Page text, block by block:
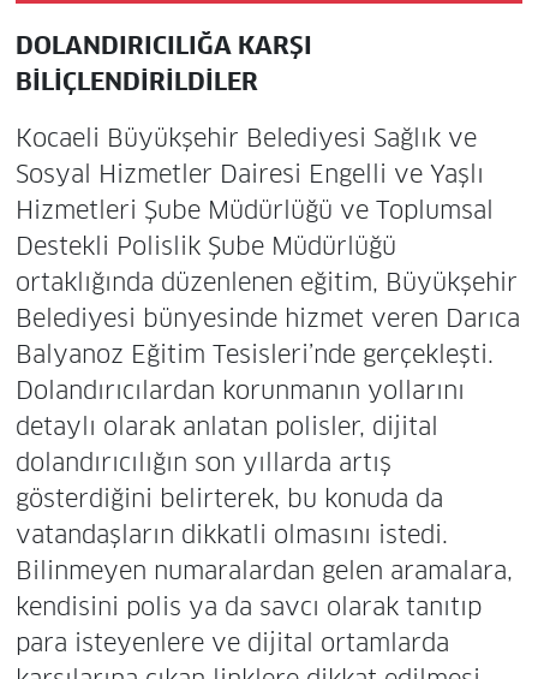
DOLANDIRICILIĞA KARŞI
BİLİÇLENDİRİLDİLER
Kocaeli Büyükşehir Belediyesi Sağlık ve
Sosyal Hizmetler Dairesi Engelli ve Yaşlı
Hizmetleri Şube Müdürlüğü ve Toplumsal
Destekli Polislik Şube Müdürlüğü
ortaklığında düzenlenen eğitim, Büyükşehir
Belediyesi bünyesinde hizmet veren Darıca
Balyanoz Eğitim Tesisleri’nde gerçekleşti.
Dolandırıcılardan korunmanın yollarını
detaylı olarak anlatan polisler, dijital
dolandırıcılığın son yıllarda artış
gösterdiğini belirterek, bu konuda da
vatandaşların dikkatli olmasını istedi.
Bilinmeyen numaralardan gelen aramalara,
kendisini polis ya da savcı olarak tanıtıp
para isteyenlere ve dijital ortamlarda